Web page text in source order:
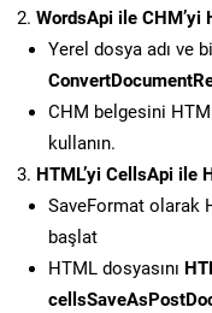
WordsApi ile CHM’yi
Yerel dosya adı ve
CHM belgesini
kullanın.
HTML’yi CellsApi ile
SaveFormat olarak
başlat
HTML dosyasını